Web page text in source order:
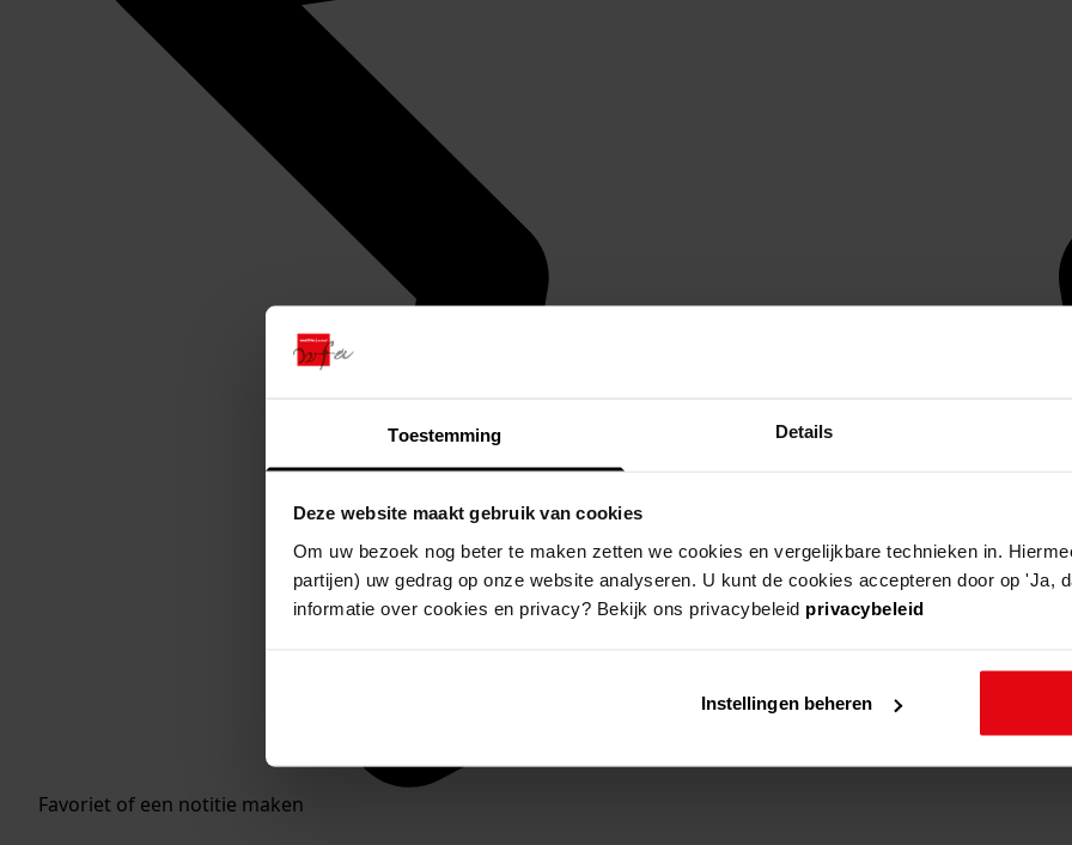
Toestemming Details
Deze website maakt gebruik van cookies
Om uw bezoek nog beter te maken zetten we cookies en vergelijkbare technieken in.
partijen) uw gedrag op onze website analyseren. U kunt de cookies accepteren door op 'Ja,
informatie over cookies en privacy? Bekijk ons privacybeleid privacybeleid
Instellingen beheren
Favoriet of een notitie maken